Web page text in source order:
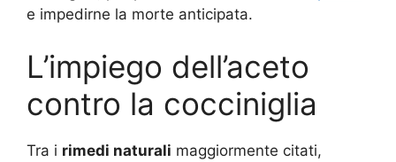
e impedirne la morte anticipata.
L’impiego dell’aceto
contro la cocciniglia
Tra i rimedi naturali maggiormente citati,